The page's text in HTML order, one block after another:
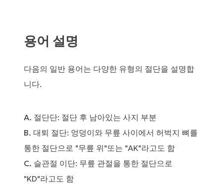
용어 설명
다음의 일반 용어는 다양한 유형의 절단을 설명합
니다.
A. 절단단: 절단 후 남아있는 사지 부분
B. 대퇴 절단: 엉덩이와 무릎 사이에서 허벅지 뼈를
통한 절단으로 "무릎 위"또는 "AK"라고도 함
C. 슬관절 이단: 무릎 관절을 통한 절단으로
"KD"라고도 함